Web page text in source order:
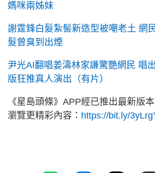
媽咪兩姊妹
謝霆鋒白髮紮髻新造型被嘲老土 網
髮曾臭到出煙
尹光AI翻唱姜濤林家謙驚艷網民 唱
版狂推真人演出（有片）
《星島頭條》APP經已推出最新版
瀏覽更精彩內容： https://bit.ly/